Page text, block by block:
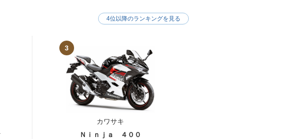
3
カワサキ
Ｎｉｎｊａ ４００
4位以降のランキングを見る